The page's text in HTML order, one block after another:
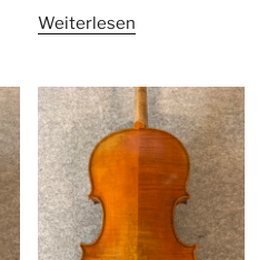
Weiterlesen